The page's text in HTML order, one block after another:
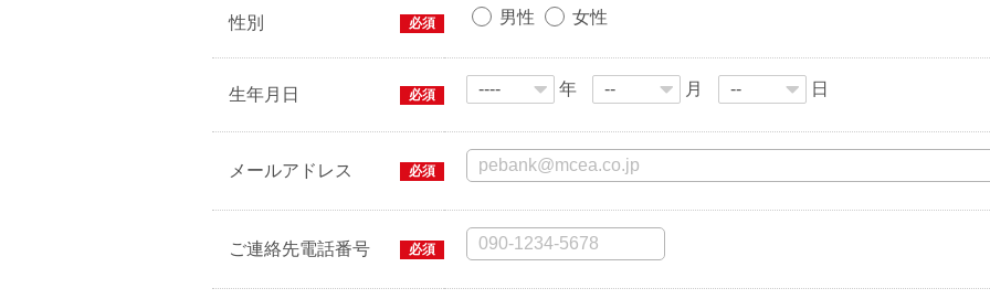
性別 必須 男性 女性
生年月日 必須 年 月 日
メールアドレス 必須
ご連絡先電話番号 必須